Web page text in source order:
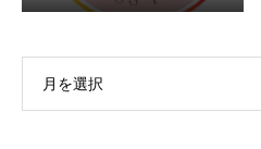
月を選択